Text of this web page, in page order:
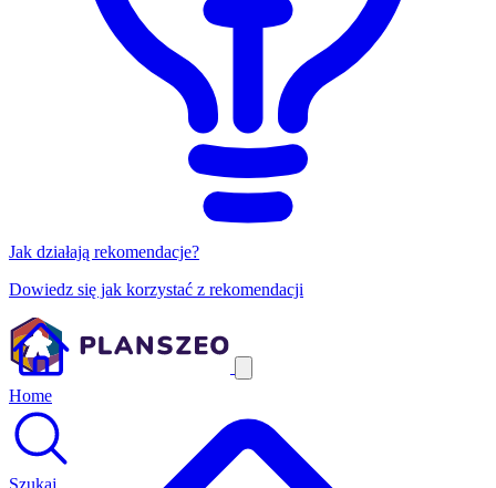
Jak działają rekomendacje?
Dowiedz się jak korzystać z rekomendacji
Home
Szukaj